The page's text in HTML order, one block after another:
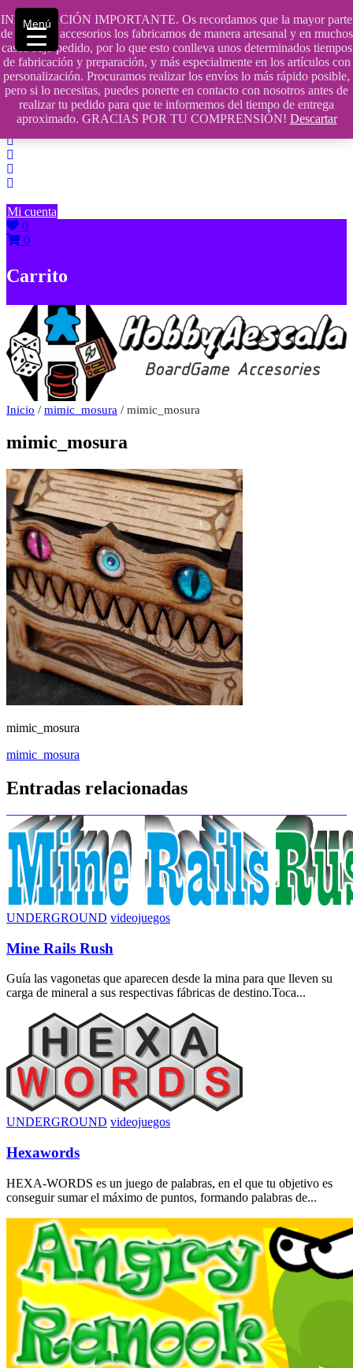
INFORMACIÓN IMPORTANTE. Os recordamos que la mayor parte
de nuestros accesorios los fabricamos de manera artesanal y en muchos
casos bajo pedido, por lo que esto conlleva unos determinados tiempos
de fabricación y preparación, y más especialmente en los artículos con
personalización. Procuramos realizar los envíos lo más rápido posible,
pero si lo necesitas, puedes ponerte en contacto con nosotros antes de
realizar tu pedido para que te informemos del tiempo de entrega
aproximado. GRACIAS POR TU COMPRENSIÓN! Descartar
Saltar
contenido
609241475 SOLO DE 10:00 a 14:00
info@hobbyaescala.com
San Fernando de Henares
10:00 - 14:00
Mi cuenta
0
0
Carrito
Inicio / mimic_mosura / mimic_mosura
mimic_mosura
mimic_mosura
Navegación
de
entradas
mimic_mosura
Entradas relacionadas
UNDERGROUND videojuegos
Mine Rails Rush
Guía las vagonetas que aparecen desde la mina para que lleven su
carga de mineral a sus respectivas fábricas de destino.Toca...
UNDERGROUND videojuegos
Hexawords
HEXA-WORDS es un juego de palabras, en el que tu objetivo es
conseguir sumar el máximo de puntos, formando palabras de...
Menú